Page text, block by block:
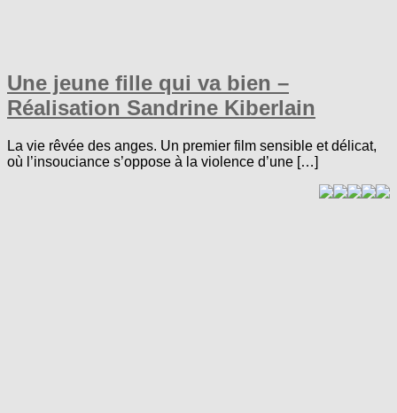
Une jeune fille qui va bien –
Réalisation Sandrine Kiberlain
La vie rêvée des anges. Un premier film sensible et délicat,
où l’insouciance s’oppose à la violence d’une […]